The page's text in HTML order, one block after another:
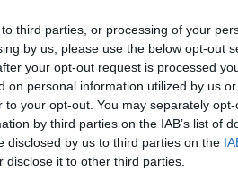
third parties, or processing of your
by us, please use the below opt-out
your opt-out request is processed
on personal information utilized by us
your opt-out. You may separately
by third parties on the IAB’s list of
disclosed by us to third parties on the
disclose it to other third parties.